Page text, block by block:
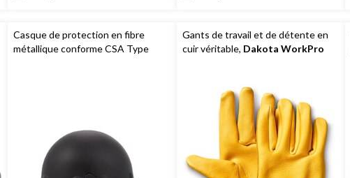
Casque de protection en fibre
métallique conforme CSA Type
Gants de travail et de détente en
cuir véritable, Dakota WorkPro